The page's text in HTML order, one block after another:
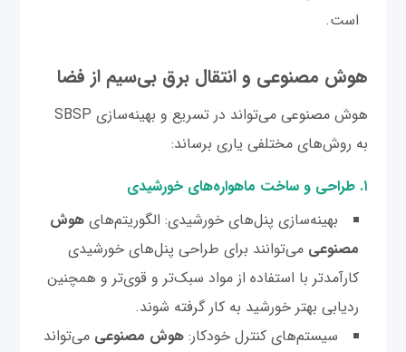
است.
هوش مصنوعی و انتقال برق بی‌سیم از فضا
هوش مصنوعی می‌تواند در تسریع و بهینه‌سازی SBSP
به روش‌های مختلفی یاری برساند:
۱. طراحی و ساخت ماهواره‌های خورشیدی
بهینه‌سازی پنل‌های خورشیدی: الگوریتم‌های هوش
مصنوعی می‌توانند برای طراحی پنل‌های خورشیدی
کارآمدتر با استفاده از مواد سبک‌تر و قوی‌تر و همچنین
ردیابی بهتر خورشید به کار گرفته شوند.
سیستم‌های کنترل خودکار:هوش مصنوعی می‌تواند